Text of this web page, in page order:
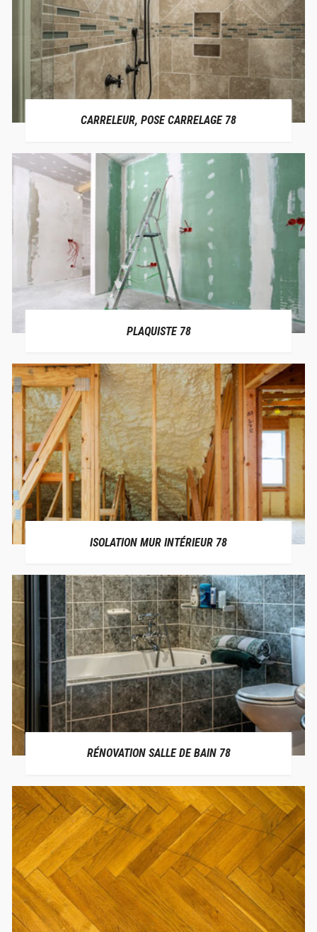
CARRELEUR, POSE CARRELAGE 78
PLAQUISTE 78
ISOLATION MUR INTÉRIEUR 78
RÉNOVATION SALLE DE BAIN 78